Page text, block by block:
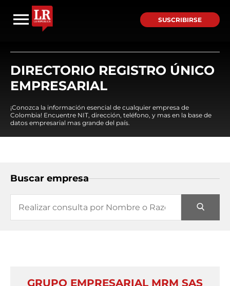
SUSCRIBIRSE
DIRECTORIO REGISTRO ÚNICO
EMPRESARIAL
¡Conozca la información esencial de cualquier empresa de
Colombia! Encuentre NIT, dirección, teléfono, y mas en la base de
datos empresarial mas grande del país.
Buscar empresa
GRUPO EMPRESARIAL MRM SAS